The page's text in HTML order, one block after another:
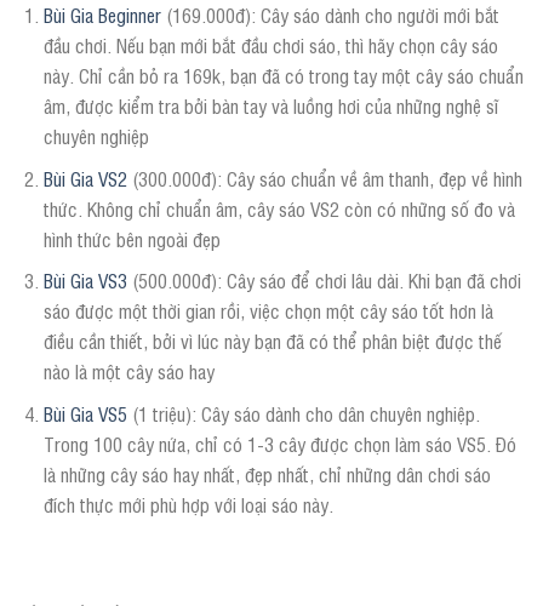
Bùi Gia Beginner(169.000đ): Cây sáo dành cho người mới bắt
đầu chơi. Nếu bạn mới bắt đầu chơi sáo, thì hãy chọn cây sáo
này. Chỉ cần bỏ ra 169k, bạn đã có trong tay một cây sáo chuẩn
âm, được kiểm tra bởi bàn tay và luồng hơi của những nghệ sĩ
chuyên nghiệp
Bùi Gia VS2 (300.000đ): Cây sáo chuẩn về âm thanh, đẹp về hình
thức. Không chỉ chuẩn âm, cây sáo VS2 còn có những số đo và
hình thức bên ngoài đẹp
Bùi Gia VS3 (500.000đ): Cây sáo để chơi lâu dài. Khi bạn đã chơi
sáo được một thời gian rồi, việc chọn một cây sáo tốt hơn là
điều cần thiết, bởi vì lúc này bạn đã có thể phân biệt được thế
nào là một cây sáo hay
Bùi Gia VS5 (1 triệu): Cây sáo dành cho dân chuyên nghiệp.
Trong 100 cây nứa, chỉ có 1-3 cây được chọn làm sáo VS5. Đó
là những cây sáo hay nhất, đẹp nhất, chỉ những dân chơi sáo
đích thực mới phù hợp với loại sáo này.